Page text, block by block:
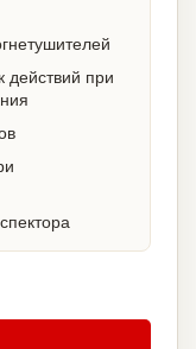
действий при